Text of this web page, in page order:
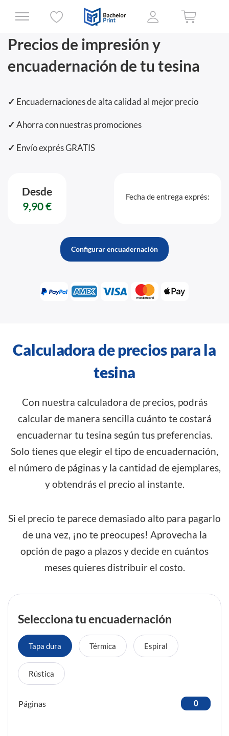
Precios de impresión y
encuadernación de tu tesina
✓ Encuadernaciones de alta calidad al mejor precio
✓ Ahorra con nuestras promociones
✓ Envío exprés GRATIS
Desde
9,90 €
Fecha de entrega exprés:
Configurar encuadernación
Calculadora de precios para la
tesina
Con nuestra calculadora de precios, podrás
calcular de manera sencilla cuánto te costará
encuadernar tu tesina según tus preferencias.
Solo tienes que elegir el tipo de encuadernación,
el número de páginas y la cantidad de ejemplares,
y obtendrás el precio al instante.
Si el precio te parece demasiado alto para pagarlo
de una vez, ¡no te preocupes! Aprovecha la
opción de pago a plazos y decide en cuántos
meses quieres distribuir el costo.
Selecciona tu encuadernación
Tapa dura Térmica Espiral
Rústica
Páginas